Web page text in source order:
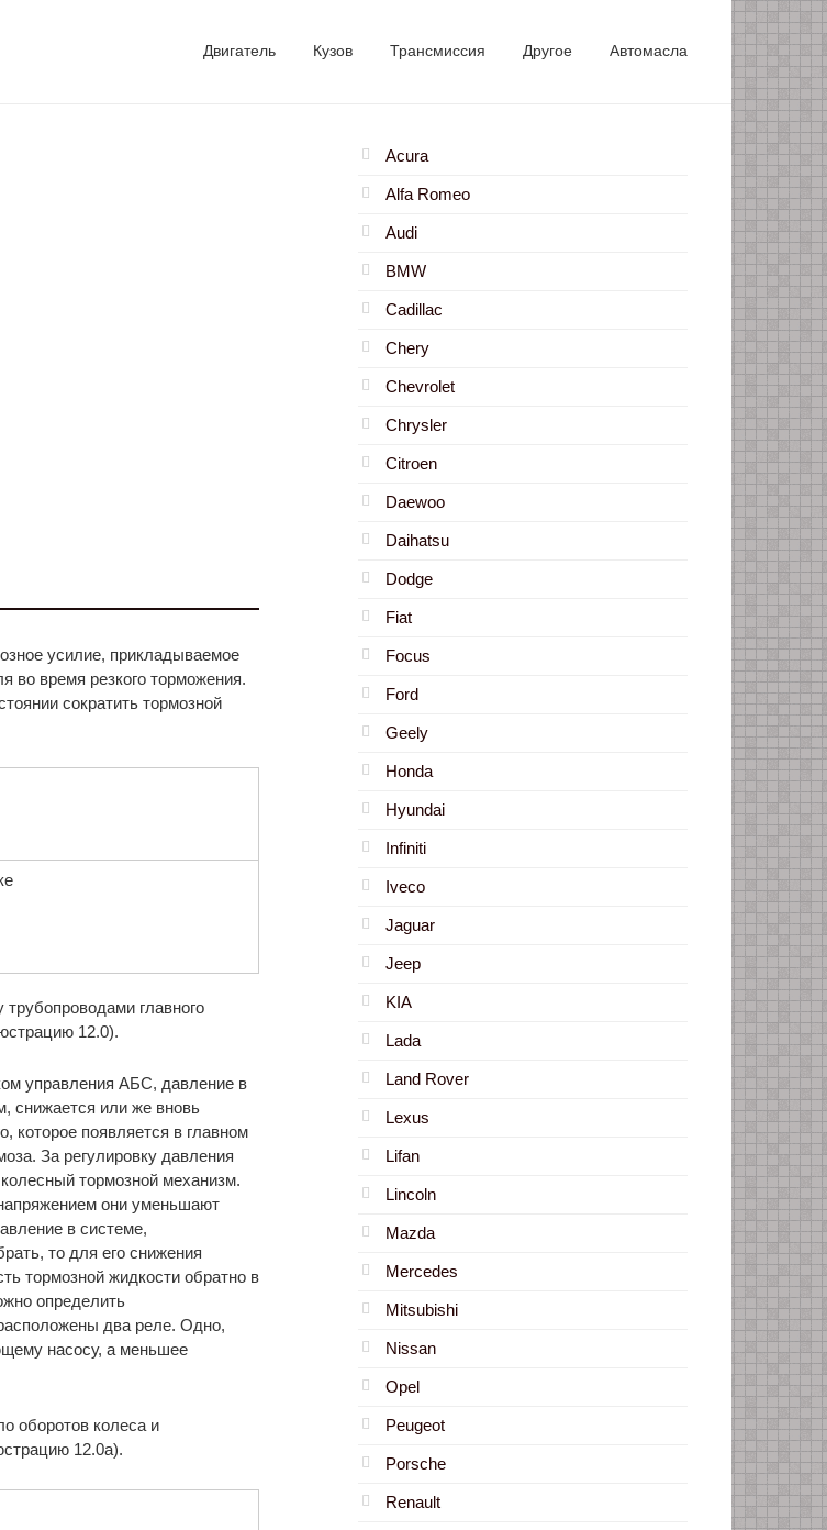
Двигатель Кузов Трансмиссия Другое Автомасла
усилие, прикладываемое
во время резкого торможения.
сократить тормозной
главного
12.0).
управления АБС, давление в
снижается или же вновь
которое появляется в главном
За регулировку давления
тормозной механизм.
они уменьшают
в системе,
то для его снижения
тормозной жидкости обратно в
определить
два реле. Одно,
насосу, а меньшее
оборотов колеса и
12.0а).
Acura
Alfa Romeo
Audi
BMW
Cadillac
Chery
Chevrolet
Chrysler
Citroen
Daewoo
Daihatsu
Dodge
Fiat
Focus
Ford
Geely
Honda
Hyundai
Infiniti
Iveco
Jaguar
Jeep
KIA
Lada
Land Rover
Lexus
Lifan
Lincoln
Mazda
Mercedes
Mitsubishi
Nissan
Opel
Peugeot
Porsche
Renault